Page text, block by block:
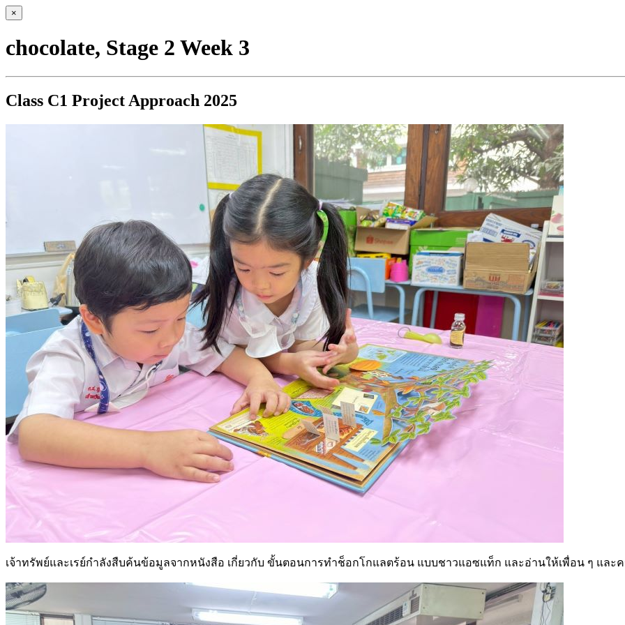
×
chocolate, Stage 2 Week 3
Class C1 Project Approach 2025
เจ้าทรัพย์และเรย์กำลังสืบค้นข้อมูลจากหนังสือ เกี่ยวกับ ขั้นตอนการทำช็อกโกแลตร้อน แบบชาวแอซแท็ก และอ่านให้เพื่อน ๆ และ